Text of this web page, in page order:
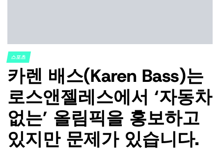
POSTED
IN
스포츠
카렌 배스(Karen Bass)는
로스앤젤레스에서 ‘자동차
없는’ 올림픽을 홍보하고
있지만 문제가 있습니다.